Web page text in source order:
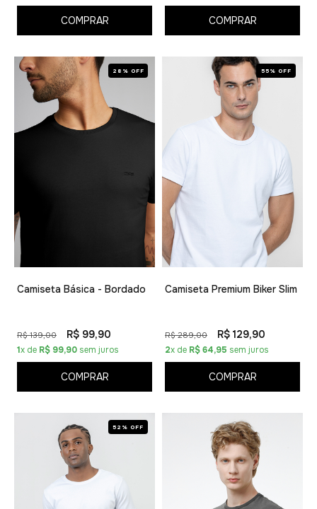
COMPRAR COMPRAR
28% OFF
Camiseta Básica - Bordado
R$ 139,00 R$ 99,90
1x de R$ 99,90 sem juros
COMPRAR
55% OFF
Camiseta Premium Biker Slim
R$ 289,00 R$ 129,90
2x de R$ 64,95 sem juros
COMPRAR
52% OFF